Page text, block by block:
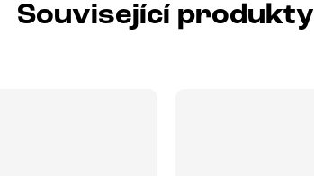
Související produkty